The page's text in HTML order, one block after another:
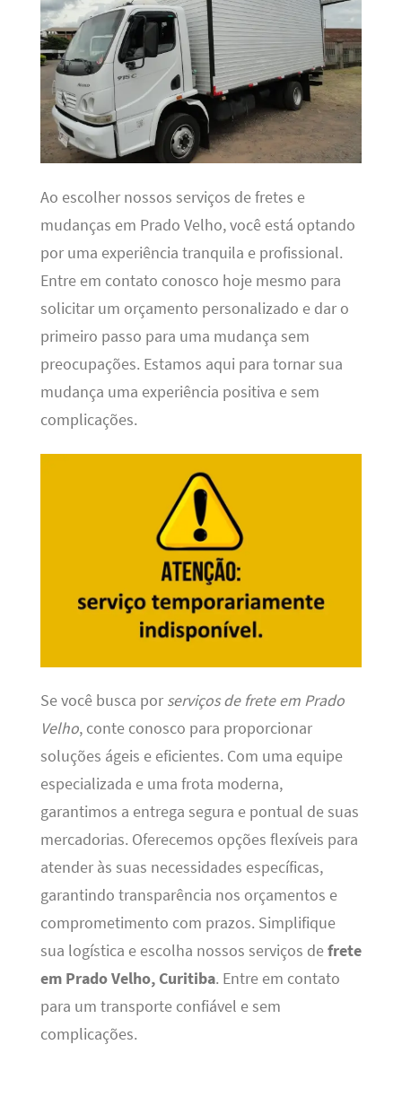
Ao escolher nossos serviços de fretes e
mudanças em Prado Velho, você está optando
por uma experiência tranquila e profissional.
Entre em contato conosco hoje mesmo para
solicitar um orçamento personalizado e dar o
primeiro passo para uma mudança sem
preocupações. Estamos aqui para tornar sua
mudança uma experiência positiva e sem
complicações.
Se você busca por serviços de frete em Prado
Velho, conte conosco para proporcionar
soluções ágeis e eficientes. Com uma equipe
especializada e uma frota moderna,
garantimos a entrega segura e pontual de suas
mercadorias. Oferecemos opções flexíveis para
atender às suas necessidades específicas,
garantindo transparência nos orçamentos e
comprometimento com prazos. Simplifique
sua logística e escolha nossos serviços defrete
em Prado Velho, Curitiba. Entre em contato
para um transporte confiável e sem
complicações.